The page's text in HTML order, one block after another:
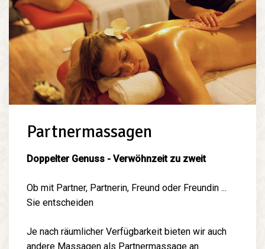
Partnermassagen
Doppelter Genuss - Verwöhnzeit zu zweit
Ob mit Partner, Partnerin, Freund oder Freundin ...
Sie entscheiden
Je nach räumlicher Verfügbarkeit bieten wir auch
andere Massagen als Partnermassage an.